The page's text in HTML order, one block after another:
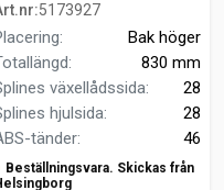
:5173927
:
Bak höger
:
830 mm
växellådssida:
28
hjulsida:
28
tänder: 46
Beställningsvara. Skickas från